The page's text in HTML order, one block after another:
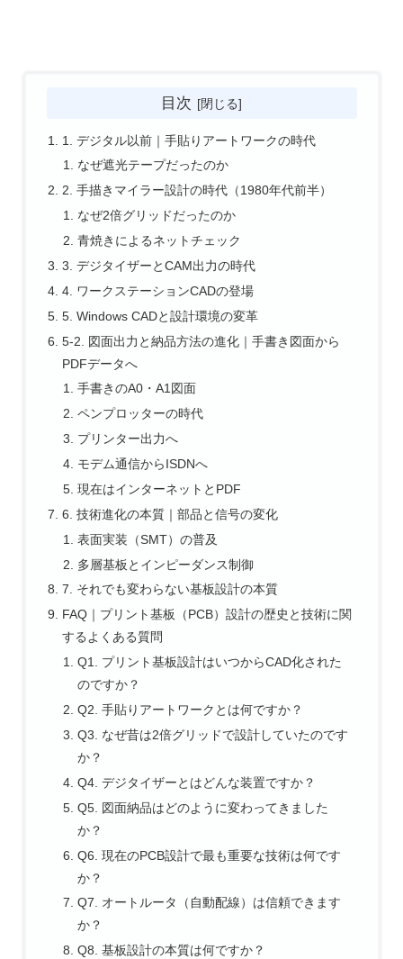
目次
1. デジタル以前｜手貼りアートワークの時代
なぜ遮光テープだったのか
2. 手描きマイラー設計の時代（1980年代前半）
なぜ2倍グリッドだったのか
青焼きによるネットチェック
3. デジタイザーとCAM出力の時代
4. ワークステーションCADの登場
5. Windows CADと設計環境の変革
5-2. 図面出力と納品方法の進化｜手書き図面から
PDFデータへ
手書きのA0・A1図面
ペンプロッターの時代
プリンター出力へ
モデム通信からISDNへ
現在はインターネットとPDF
6. 技術進化の本質｜部品と信号の変化
表面実装（SMT）の普及
多層基板とインピーダンス制御
7. それでも変わらない基板設計の本質
FAQ｜プリント基板（PCB）設計の歴史と技術に関
するよくある質問
Q1. プリント基板設計はいつからCAD化された
のですか？
Q2. 手貼りアートワークとは何ですか？
Q3. なぜ昔は2倍グリッドで設計していたのです
か？
Q4. デジタイザーとはどんな装置ですか？
Q5. 図面納品はどのように変わってきました
か？
Q6. 現在のPCB設計で最も重要な技術は何です
か？
Q7. オートルータ（自動配線）は信頼できます
か？
Q8. 基板設計の本質は何ですか？